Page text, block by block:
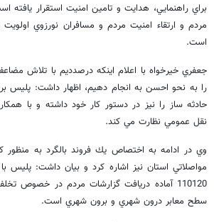
براي راهنمايي، هدايت و تامين امنيت استقرار
مردم و ارتقاء امنيت مردم و مسافران نورزوي
است.
جعفري خيرخواه با اعلام اينكه درصدديم با تلاش
را به نحو احسن به انجام دهيم، اظهار داشت: پليس
حادثه ساز را نيز در دستور كار خود داشته و با
نقل عمومي نظارت مي كند.
وي در ادامه به اختصاص يك فروند بالگرد به منظور
مواصلاتي استان نيز اشاره كرد و بيان داشت: پليس با
110120 آماده دريافت گزارشات مردم در خصوص
سطح معابر درون شهري و برون شهري است.